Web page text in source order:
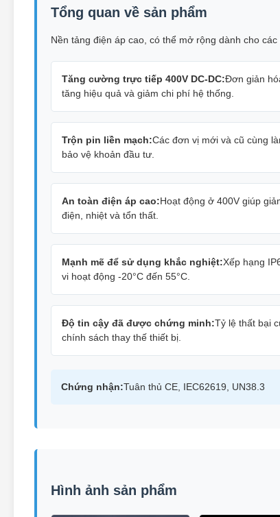
Tổng quan về sản phẩm
Nền tảng điện áp cao, có thể mở rộng dành cho
Tăng cường trực tiếp 400V DC-DC:Đơn giản
tăng hiệu quả và giảm chi phí hệ thống.
Trộn pin liền mạch:Các đơn vị mới và cũ cùng
bảo vệ khoản đầu tư.
An toàn điện áp cao:Hoạt động ở 400V giúp
điện, nhiệt và tổn thất.
Mạnh mẽ để sử dụng khắc nghiệt:Xếp hạng
vi hoạt động -20°C đến 55°C.
Độ tin cậy đã được chứng minh:Tỷ lệ thất bại
chính sách thay thế thiết bị.
Chứng nhận:Tuân thủ CE, IEC62619, UN38.3
Hình ảnh sản phẩm